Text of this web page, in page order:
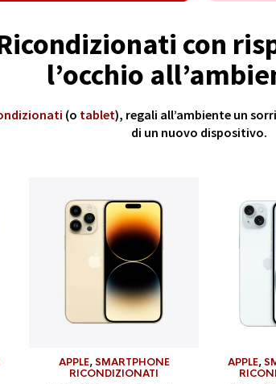
con
l’occhio
(o tablet), regali all’ambiente un
di un nuovo dispositivo.
APPLE,SMARTPHONE
RICONDIZIONATI
APPLE,